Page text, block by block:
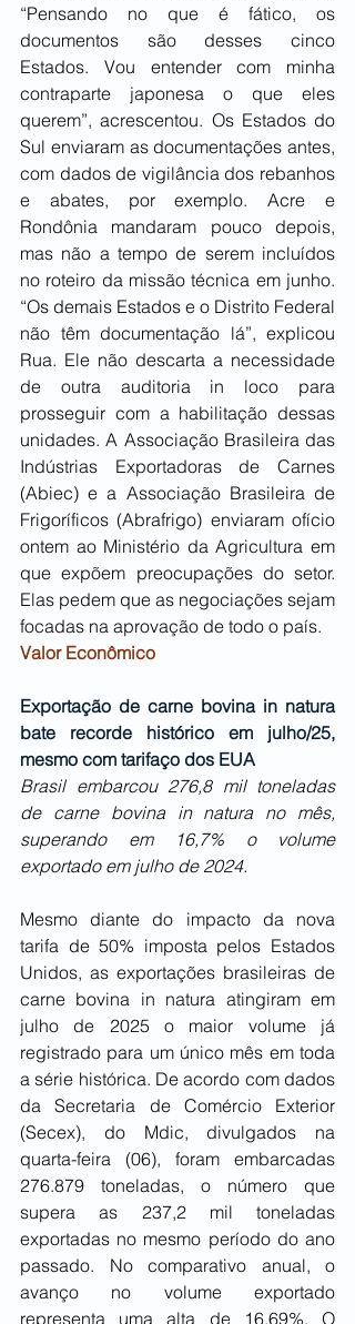
“Pensando no que é fático, os
documentos são desses cinco
Estados. Vou entender com minha
contraparte japonesa o que eles
querem”, acrescentou. Os Estados do
Sul enviaram as documentações antes,
com dados de vigilância dos rebanhos
e abates, por exemplo. Acre e
Rondônia mandaram pouco depois,
mas não a tempo de serem incluídos
no roteiro da missão técnica em junho.
“Os demais Estados e o Distrito Federal
não têm documentação lá”, explicou
Rua. Ele não descarta a necessidade
de outra auditoria in loco para
prosseguir com a habilitação dessas
unidades. A Associação Brasileira das
Indústrias Exportadoras de Carnes
(Abiec) e a Associação Brasileira de
Frigoríficos (Abrafrigo) enviaram ofício
ontem ao Ministério da Agricultura em
que expõem preocupações do setor.
Elas pedem que as negociações sejam
focadas na aprovação de todo o país.
Valor Econômico
Exportação de carne bovina in natura
bate recorde histórico em julho/25,
mesmo com tarifaço dos EUA
Brasil embarcou 276,8 mil toneladas
de carne bovina in natura no mês,
superando em 16,7% o volume
exportado em julho de 2024.
Mesmo diante do impacto da nova
tarifa de 50% imposta pelos Estados
Unidos, as exportações brasileiras de
carne bovina in natura atingiram em
julho de 2025 o maior volume já
registrado para um único mês em toda
a série histórica. De acordo com dados
da Secretaria de Comércio Exterior
(Secex), do Mdic, divulgados na
quarta-feira (06), foram embarcadas
276.879 toneladas, o número que
supera as 237,2 mil toneladas
exportadas no mesmo período do ano
passado. No comparativo anual, o
avanço no volume exportado
representa uma alta de 16,69%. O